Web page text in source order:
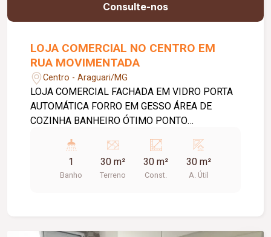
Consulte-nos
LOJA COMERCIAL NO CENTRO EM
RUA MOVIMENTADA
Centro - Araguari/MG
LOJA COMERCIAL FACHADA EM VIDRO PORTA
AUTOMÁTICA FORRO EM GESSO ÁREA DE
COZINHA BANHEIRO ÓTIMO PONTO
1
Banho
30 m²
Terreno
30 m²
Const.
30 m²
A. Útil